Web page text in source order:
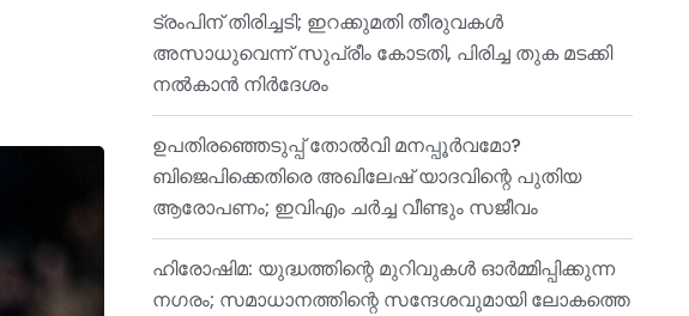
ട്രംപിന് തിരിച്ചടി; ഇറക്കുമതി തീരുവകൾ
അസാധുവെന്ന് സുപ്രീം കോടതി, പിരിച്ച തുക മടക്കി
നൽകാൻ നിർദേശം
ഉപതിരഞ്ഞെടുപ്പ് തോൽവി മനപ്പൂർവമോ?
ബിജെപിക്കെതിരെ അഖിലേഷ് യാദവിന്റെ പുതിയ
ആരോപണം; ഇവിഎം ചർച്ച വീണ്ടും സജീവം
ഹിരോഷിമ: യുദ്ധത്തിന്റെ മുറിവുകൾ ഓർമ്മിപ്പിക്കുന്ന
നഗരം; സമാധാനത്തിന്റെ സന്ദേശവുമായി ലോകത്തെ